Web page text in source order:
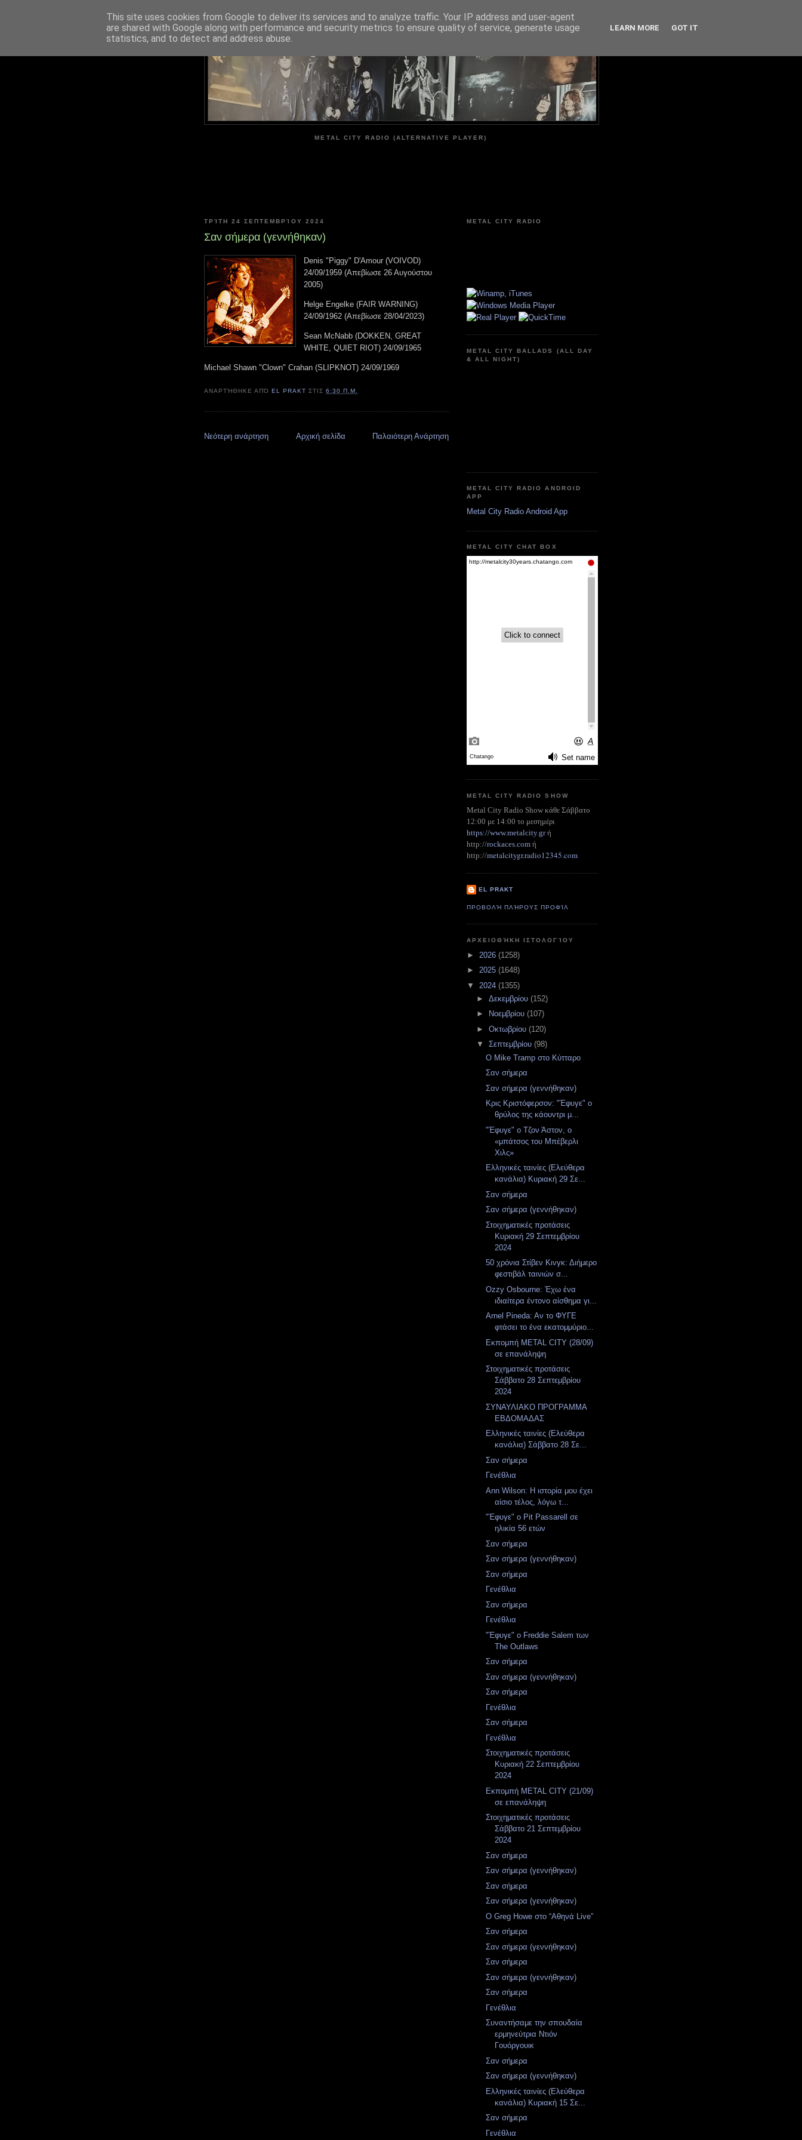
METAL CITY
METAL CITY RADIO (ALTERNATIVE PLAYER)
ΤΡΊΤΗ 24 ΣΕΠΤΕΜΒΡΊΟΥ 2024
Σαν σήμερα (γεννήθηκαν)
Denis "Piggy" D'Amour (VOIVOD)
24/09/1959 (Απεβίωσε 26 Αυγούστου
2005)
Helge Engelke (FAIR WARNING)
24/09/1962 (Απεβίωσε 28/04/2023)
Sean McNabb (DOKKEN, GREAT
WHITE, QUIET RIOT) 24/09/1965
Michael Shawn "Clown" Crahan (SLIPKNOT) 24/09/1969
ΑΝΑΡΤΉΘΗΚΕ ΑΠΌEL PRAKT ΣΤΙΣ6:30 Π.Μ.
Νεότερη ανάρτηση Παλαιότερη Ανάρτηση
Αρχική σελίδα
METAL CITY RADIO
METAL CITY BALLADS (ALL DAY
& ALL NIGHT)
METAL CITY RADIO ANDROID
APP
Metal City Radio Android App
METAL CITY CHAT BOX
METAL CITY RADIO SHOW
Metal City Radio Show κάθε Σάββατο
12:00 με 14:00 το μεσημέρι
https://www.metalcity.grή
http://rockaces.com ή
http://metalcitygr.radio12345.com
EL PRAKT
ΠΡΟΒΟΛΉ ΠΛΉΡΟΥΣ ΠΡΟΦΊΛ
ΑΡΧΕΙΟΘΉΚΗ ΙΣΤΟΛΟΓΊΟΥ
► 2026 (1258)
► 2025 (1648)
▼ 2024 (1355)
► Δεκεμβρίου (152)
►
Νοεμβρίου (107)
► Οκτωβρίου (120)
▼ Σεπτεμβρίου (98)
O Mike Tramp στο Κύτταρο
Σαν σήμερα
Σαν σήμερα (γεννήθηκαν)
Κρις Κριστόφερσον: "Έφυγε" ο
θρύλος της κάουντρι μ...
"Έφυγε" ο Τζον Άστον, ο
«μπάτσος του Μπέβερλι
Χιλς»
Ελληνικές ταινίες (Ελεύθερα
κανάλια) Κυριακή 29 Σε...
Σαν σήμερα
Σαν σήμερα (γεννήθηκαν)
Στοιχηματικές προτάσεις
Κυριακή 29 Σεπτεμβρίου
2024
50 χρόνια Στίβεν Κινγκ: Διήμερο
φεστιβάλ ταινιών σ...
Ozzy Osbourne: Έχω ένα
ιδιαίτερα έντονο αίσθημα γι...
Arnel Pineda: Aν το ΦΥΓΕ
φτάσει το ένα εκατομμύριο...
Εκπομπή METAL CITY (28/09)
σε επανάληψη
Στοιχηματικές προτάσεις
Σάββατο 28 Σεπτεμβρίου
2024
ΣΥΝΑΥΛΙΑΚΟ ΠΡΟΓΡΑΜΜΑ
ΕΒΔΟΜΑΔΑΣ
Ελληνικές ταινίες (Ελεύθερα
κανάλια) Σάββατο 28 Σε...
Σαν σήμερα
Γενέθλια
Ann Wilson: Η ιστορία μου έχει
αίσιο τέλος, λόγω τ...
"Έφυγε" ο Pit Passarell σε
ηλικία 56 ετών
Σαν σήμερα
Σαν σήμερα (γεννήθηκαν)
Σαν σήμερα
Γενέθλια
Σαν σήμερα
Γενέθλια
"Έφυγε" ο Freddie Salem των
The Outlaws
Σαν σήμερα
Σαν σήμερα (γεννήθηκαν)
Σαν σήμερα
Γενέθλια
Σαν σήμερα
Γενέθλια
Στοιχηματικές προτάσεις
Κυριακή 22 Σεπτεμβρίου
2024
Εκπομπή METAL CITY (21/09)
σε επανάληψη
Στοιχηματικές προτάσεις
Σάββατο 21 Σεπτεμβρίου
2024
Σαν σήμερα
Σαν σήμερα (γεννήθηκαν)
Σαν σήμερα
Σαν σήμερα (γεννήθηκαν)
Ο Greg Howe στο “Αθηνά Live”
Σαν σήμερα
Σαν σήμερα (γεννήθηκαν)
Σαν σήμερα
Σαν σήμερα (γεννήθηκαν)
Σαν σήμερα
Γενέθλια
Συναντήσαμε την σπουδαία
ερμηνεύτρια Ντιόν
Γουόργουικ
Σαν σήμερα
Σαν σήμερα (γεννήθηκαν)
Ελληνικές ταινίες (Ελεύθερα
κανάλια) Κυριακή 15 Σε...
Σαν σήμερα
Γενέθλια
This site uses cookies from Google to deliver its services and to analyze traffic. Your IP address and user-agent
are shared with Google along with performance and security metrics to ensure quality of service, generate usage
statistics, and to detect and address abuse.
LEARN MORE GOT IT